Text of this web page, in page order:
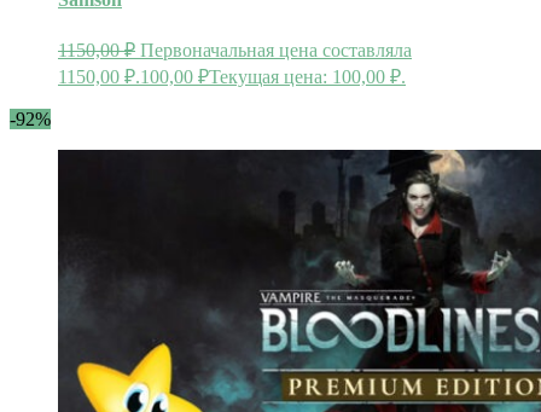
1150,00₽ Первоначальная цена составляла
1150,00 ₽.100,00 ₽Текущая цена: 100,00 ₽.
-92%